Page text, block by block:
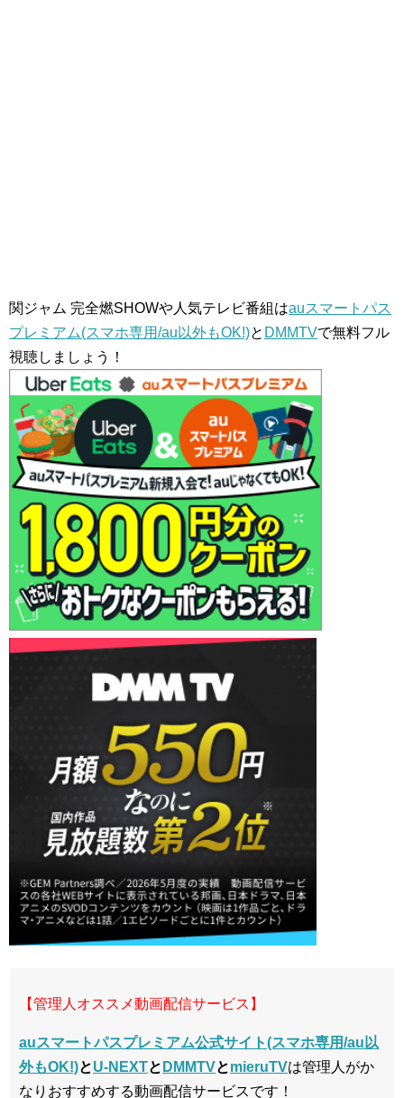
関ジャム 完全燃SHOWや人気テレビ番組はauスマートパス
プレミアム(スマホ専用/au以外もOK!)と DMMTVで無料フル
視聴しましょう！
【管理人オススメ動画配信サービス】
auスマートパスプレミアム公式サイト(スマホ専用/au以
外もOK!)とU-NEXTと DMMTVとmieruTVは管理人がか
なりおすすめする動画配信サービスです！